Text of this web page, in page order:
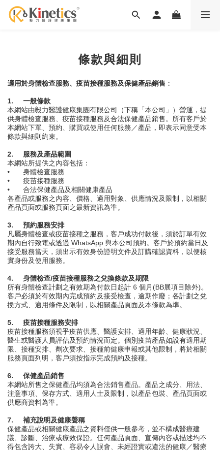
條款與細則
適用於身體檢查服務、疫苗接種服務及保健產品銷售 ：
1.
一般條款
本網站由毅力醫護健康集團有限公司（下稱「本公司」）營運，提
供身體檢查服務、疫苗接種服務及合法保健產品銷售。所有客戶於
本網站下單、預約、購買或使用任何服務／產品，即表示同意受本
條款與細則約束。
2.
服務及產品範圍
本網站所提供之內容包括：
•
身體檢查服務
•
疫苗接種服務
•
合法保健產品及相關健康產品
各產品或服務之內容、價格、適用對象、供應情況及限制，以相關
產品頁面或服務頁面之最新資訊為準。
3.
預約服務安排
凡屬身體檢查或疫苗接種之服務，客戶成功付款後，須於訂單有效
期內自行致電或透過 WhatsApp 與本公司預約。客戶於預約當日及
接受服務當天，須出示有效身份證明文件及訂購確認資料，以便核
實身份及使用服務。
4.
身體檢查/疫苗接種服務之兌換條款及期限
所有身體檢查計劃之有效期為付款日起計 6 個月(BB展項目除外)。
客戶必須於有效期內完成預約及接受檢查，逾期作廢；各計劃之兌
換方式、適用條件及限制，以相關產品頁面及本條款為準。
5.
疫苗接種服務安排
疫苗接種服務須視乎疫苗供應、醫護安排、適用年齡、健康狀況、
醫生或醫護人員評估及預約情況而定。個別疫苗產品如設有適用期
限、接種安排、劑次要求、接種前健康申報或其他限制，將於相關
服務頁面列明，客戶須按指示完成預約及接種。
6.
保健產品銷售
本網站所售之保健產品均須為合法銷售產品。產品之成分、用法、
注意事項、保存方式、適用人士及限制，以產品包裝、產品頁面或
供應商資料為準。
7.
補充說明及健康聲稱
保健產品或相關健康產品之資料僅供一般參考，並不構成醫療建
議、診斷、治療或療效保證。任何產品頁面、宣傳內容或描述均不
得包含誇大、失實、容易令人誤會、未經證實或違法的健康／醫療